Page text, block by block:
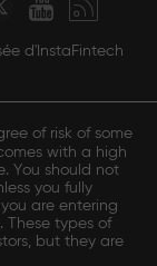
d'InstaFintech
of risk of some
with a high
You should not
you fully
are entering
These types of
but they are